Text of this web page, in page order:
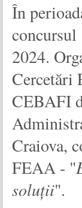
În
concursul
2024.
Cercetări
CEBAFI
Craiova,
FEAA - "
soluții".